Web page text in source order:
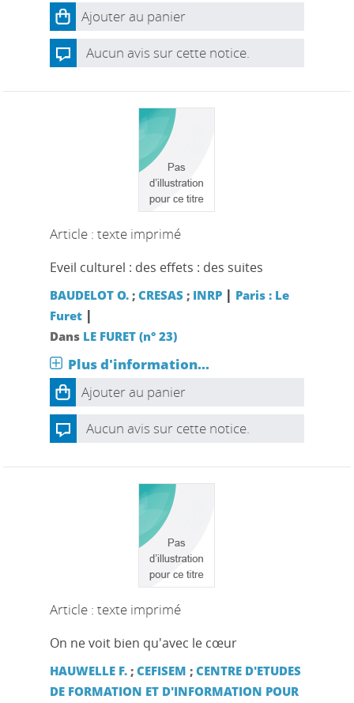
Ajouter au panier
Aucun avis sur cette notice.
Article : texte imprimé
Eveil culturel : des effets : des suites
BAUDELOT O. ;CRESAS ; INRP | Paris : Le
Furet |
Dans LE FURET (n° 23)
Plus d'information...
Ajouter au panier
Aucun avis sur cette notice.
Article : texte imprimé
On ne voit bien qu'avec le cœur
HAUWELLE F. ;CEFISEM ;CENTRE D'ETUDES
DE FORMATION ET D'INFORMATION POUR